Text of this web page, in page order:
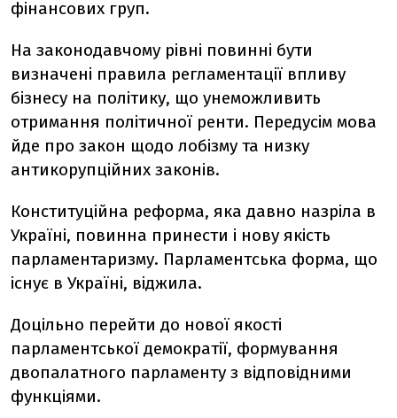
фінансових груп.
На законодавчому рівні повинні бути
визначені правила регламентації впливу
бізнесу на політику, що унеможливить
отримання політичної ренти. Передусім мова
йде про закон щодо лобізму та низку
антикорупційних законів.
Конституційна реформа, яка давно назріла в
Україні, повинна принести і нову якість
парламентаризму. Парламентська форма, що
існує в Україні, віджила.
Доцільно перейти до нової якості
парламентської демократії, формування
двопалатного парламенту з відповідними
функціями.